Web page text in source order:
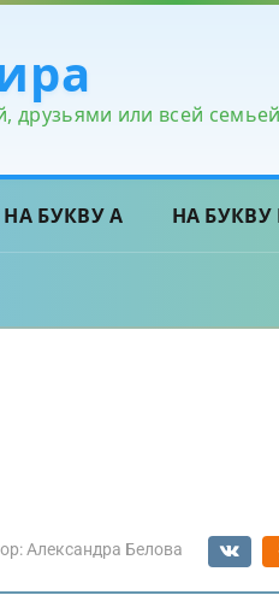
друзьями или всей семьей
НА БУКВУ А НА БУКВУ
Александра Белова